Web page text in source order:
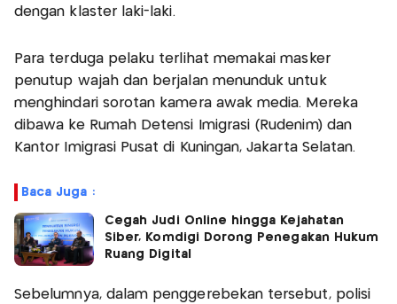
dengan klaster laki-laki.
Para terduga pelaku terlihat memakai masker
penutup wajah dan berjalan menunduk untuk
menghindari sorotan kamera awak media. Mereka
dibawa ke Rumah Detensi Imigrasi (Rudenim) dan
Kantor Imigrasi Pusat di Kuningan, Jakarta Selatan.
Baca Juga :
Cegah Judi Online hingga Kejahatan
Siber, Komdigi Dorong Penegakan Hukum
Ruang Digital
Sebelumnya, dalam penggerebekan tersebut, polisi